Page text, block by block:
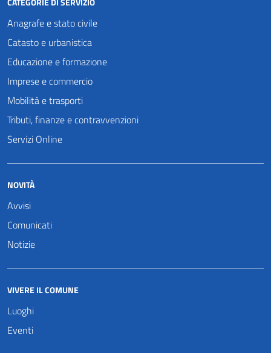
Anagrafe e stato civile
Catasto e urbanistica
Educazione e formazione
Imprese e commercio
Mobilità e trasporti
Tributi, finanze e contravvenzioni
Servizi Online
NOVITÀ
Avvisi
Comunicati
Notizie
VIVERE IL COMUNE
Luoghi
Eventi